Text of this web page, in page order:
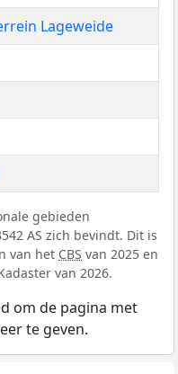
Lageweide
gebieden
AS zich bevindt. Dit is
van het CBS van 2025 en
van 2026.
om de pagina met
te geven.